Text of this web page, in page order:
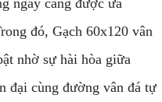
ngày càng được ưa
đó, Gạch 60x120 vân
nhờ sự hài hòa giữa
đại cùng đường vân đá tự